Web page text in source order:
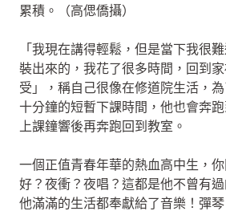
累積。（高偲僑攝）
「我現在講得輕鬆，但是當下我很
裝出來的，我花了很多時間，回到
受」，稱自己很像在修道院生活，
十分鐘的短暫下課時間，他也會奔
上課鐘響後再奔跑回到教室。
一個正值青春年華的熱血高中生，
好？夜衝？夜唱？這都是他不曾有
他滿滿的生活都奉獻給了音樂！彈